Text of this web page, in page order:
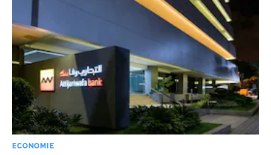
ECONOMIE